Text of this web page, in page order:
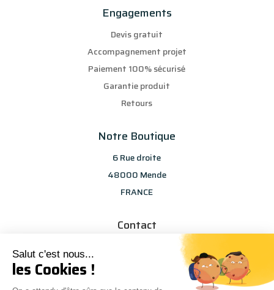
Salut c'est nous...
les Cookies !
Engagements
Devis gratuit
Accompagnement projet
Paiement 100% sécurisé
Garantie produit
Retours
Notre Boutique
6 Rue droite
48000 Mende
FRANCE
Contact
info@les-selections-sandp.fr